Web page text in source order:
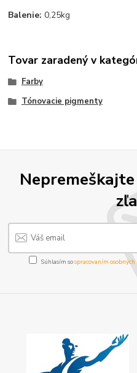
Balenie:0,25kg
Tovar zaradený v
Farby
Tónovacie pigmenty
Súhlasím sospracovaním osobných